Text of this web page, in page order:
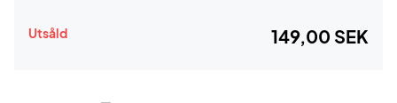
Utsåld 149,00 SEK